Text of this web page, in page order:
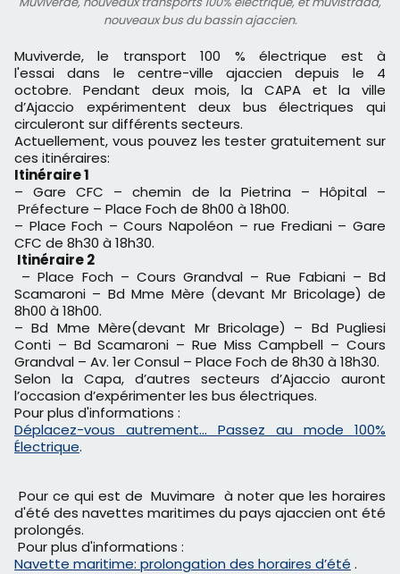
nouveaux bus du bassin ajaccien.
Muviverde, le transport 100 % électrique est à
l'essai dans le centre-ville ajaccien depuis le 4
octobre. Pendant deux mois, la CAPA et la ville
d’Ajaccio expérimentent deux bus électriques qui
circuleront sur différents secteurs.
Actuellement, vous pouvez les tester gratuitement sur
ces itinéraires:
Itinéraire 1
– Gare CFC –chemin de la Pietrina – Hôpital –
Préfecture – Place Foch de 8h00 à 18h00.
– Place Foch –Cours Napoléon –rue Frediani –Gare
CFC de 8h30 à 18h30.
Itinéraire 2
– Place Foch – Cours Grandval –Rue Fabiani –Bd
Scamaroni – Bd Mme Mère (devant Mr Bricolage) de
8h00 à 18h00.
– Bd Mme Mère(devant Mr Bricolage) – Bd Pugliesi
Conti – Bd Scamaroni – Rue Miss Campbell –Cours
Grandval – Av. 1er Consul – Place Foch de 8h30 à 18h30.
Selon la Capa, d’autres secteurs d’Ajaccio auront
l’occasion d’expérimenter les bus électriques.
Pour plus d'informations :
Déplacez-vous autrement... Passez au mode 100%
Électrique.
Pour ce qui est de Muvimare à noter que les horaires
d'été des navettes maritimes du pays ajaccien ont été
prolongés.
Pour plus d'informations :
Navette maritime: prolongation des horaires d’été .